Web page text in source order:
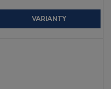
VARIANTY